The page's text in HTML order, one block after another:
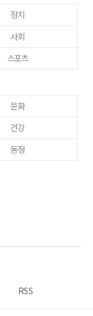
정치
사회
스포츠
문화
건강
동정
RSS